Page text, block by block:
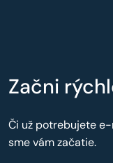
Začni
Či už potrebujete
sme vám začatie.